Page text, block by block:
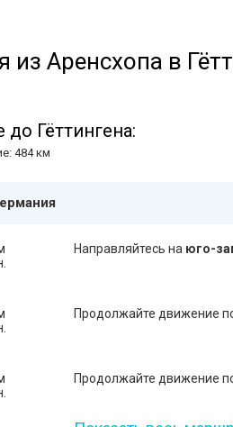
из Аренсхопа в
Гёттингена:
484 км
Направляйтесь на юго-
Продолжайте движение
Продолжайте движение